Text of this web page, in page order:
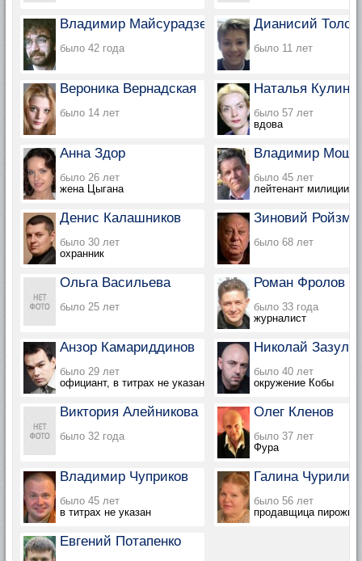
Владимир Майсурадзе
было 42 года
Дианисий
было 11 лет
Вероника Вернадская
было 14 лет
Наталья
было 57 лет
вдова
Анна Здор
было 26 лет
жена Цыгана
Владимир
было 45 лет
лейтенант милиции,
Денис Калашников
было 30 лет
охранник
Зиновий
было 68 лет
Ольга Васильева
было 25 лет
Роман Фролов
было 33 года
журналист
Анзор Камариддинов
было 29 лет
официант, в титрах не указан
Николай Зазуля
было 40 лет
окружение Кобы
Виктория Алейникова
было 32 года
Олег Кленов
было 37 лет
Фура
Владимир Чуприков
было 45 лет
в титрах не указан
Галина
было 56 лет
продавщица
Евгений Потапенко